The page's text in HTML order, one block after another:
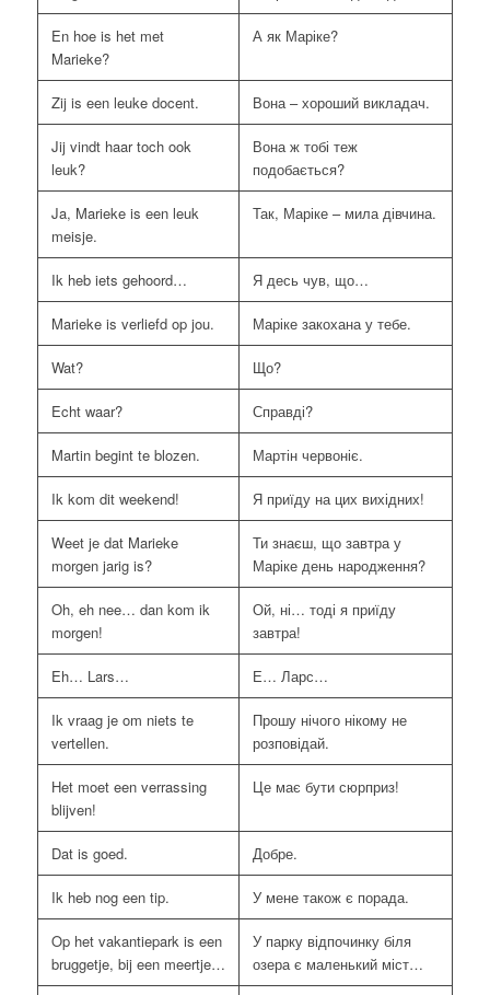
En hoe is het met
Marieke?
А як Маріке?
Zij is een leuke docent. Вона – хороший викладач.
Jij vindt haar toch ook
leuk?
Вона ж тобі теж
подобається?
Ja, Marieke is een leuk
meisje.
Так, Маріке – мила дівчина.
Ik heb iets gehoord… Я десь чув, що…
Marieke is verliefd op jou. Маріке закохана у тебе.
Wat? Що?
Echt waar? Справді?
Martin begint te blozen. Мартін червоніє.
Ik kom dit weekend! Я приїду на цих вихідних!
Weet je dat Marieke
morgen jarig is?
Ти знаєш, що завтра у
Маріке день народження?
Oh, eh nee… dan kom ik
morgen!
Ой, ні… тоді я приїду
завтра!
Eh… Lars… Е… Ларс…
Ik vraag je om niets te
vertellen.
Прошу нічого нікому не
розповідай.
Het moet een verrassing
blijven!
Це має бути сюрприз!
Dat is goed. Добре.
Ik heb nog een tip. У мене також є порада.
Op het vakantiepark is een
bruggetje, bij een meertje…
У парку відпочинку біля
озера є маленький міст…